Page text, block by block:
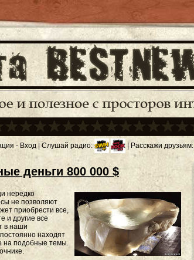
- Вход | Слушай радио: | Расскажи друзьям:
деньги 800 000 $
нередко
не позволяют
приобрести все,
и другие все
в наши
находят
на подобные темы.